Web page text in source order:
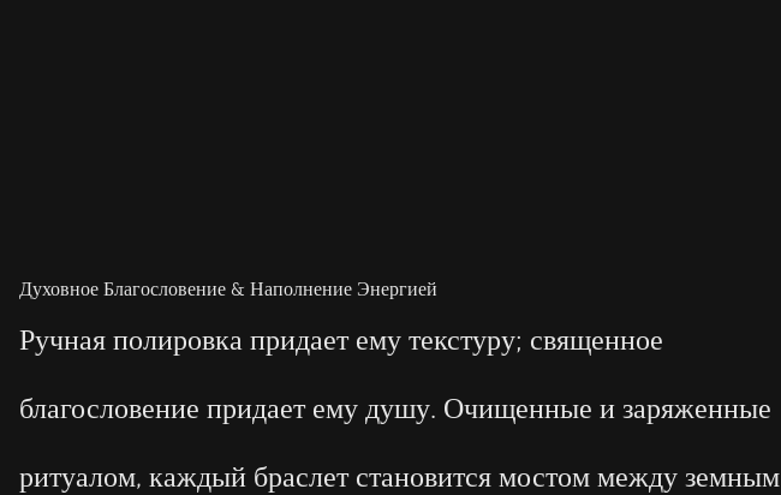
Духовное Благословение & Наполнение Энергией
Ручная полировка придает ему текстуру; священное
благословение придает ему душу. Очищенные и заряженные
ритуалом, каждый браслет становится мостом между земным